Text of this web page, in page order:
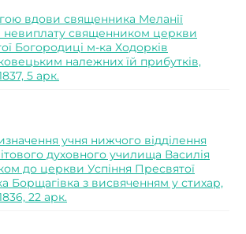
вдови священника Меланії
невиплату священником церкви
Богородиці м-ка Ходорків
належних їй прибутків,
5 арк.
учня нижчого відділення
духовного училища Василія
до церкви Успіння Пресвятої
Борщагівка з висвяченням у стихар,
22 арк.